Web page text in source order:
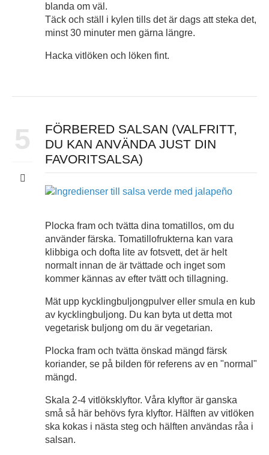
blanda om väl.
Täck och ställ i kylen tills det är dags att steka det,
minst 30 minuter men gärna längre.
Hacka vitlöken och löken fint.
5
FÖRBERED SALSAN (VALFRITT,
DU KAN ANVÄNDA JUST DIN
FAVORITSALSA)
Plocka fram och tvätta dina tomatillos, om du
använder färska. Tomatillofrukterna kan vara
klibbiga och dofta lite av fotsvett, det är helt
normalt innan de är tvättade och inget som
kommer kännas av efter tvätt och tillagning.
Mät upp kycklingbuljongpulver eller smula en kub
av kycklingbuljong. Du kan byta ut detta mot
vegetarisk buljong om du är vegetarian.
Plocka fram och tvätta önskad mängd färsk
koriander, se på bilden för referens av en "normal"
mängd.
Skala 2-4 vitlöksklyftor. Våra klyftor är ganska
små så här behövs fyra klyftor. Hälften av vitlöken
ska kokas i nästa steg och hälften användas råa i
salsan.